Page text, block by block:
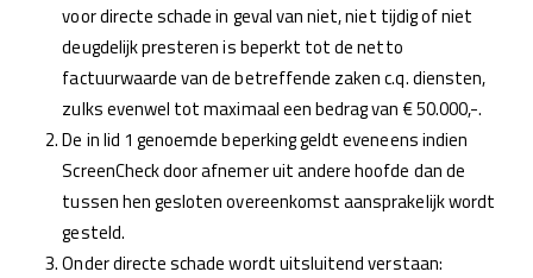
voor directe schade in geval van niet, niet tijdig of niet
deugdelijk presteren is beperkt tot de netto
factuurwaarde van de betreffende zaken c.q. diensten,
zulks evenwel tot maximaal een bedrag van € 50.000,-.
De in lid 1 genoemde beperking geldt eveneens indien
ScreenCheck door afnemer uit andere hoofde dan de
tussen hen gesloten overeenkomst aansprakelijk wordt
gesteld.
Onder directe schade wordt uitsluitend verstaan: